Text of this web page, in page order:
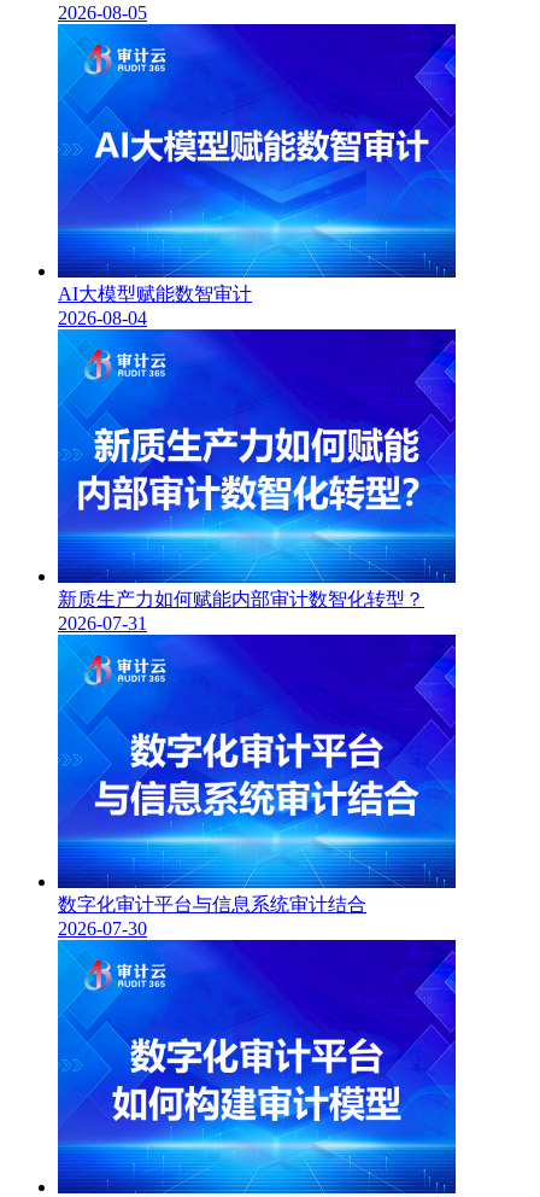
2026-08-05
AI大模型赋能数智审计
2026-08-04
新质生产力如何赋能内部审计数智化转型？
2026-07-31
数字化审计平台与信息系统审计结合
2026-07-30